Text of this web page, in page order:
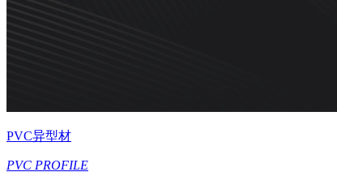
PVC异型材
PVC PROFILE